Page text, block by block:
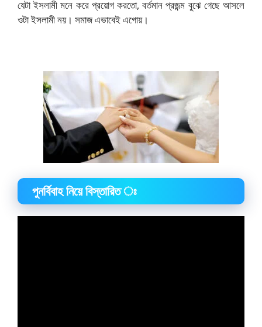
যেটা ইসলামী মনে করে প্রয়োগ করতো, বর্তমান প্রজন্ম বুঝে গেছে আসলে
ওটা ইসলামী নয়। সমাজ এভাবেই এগোয়।
পুনর্বিবাহ নিয়ে বিস্তারিত ঃ